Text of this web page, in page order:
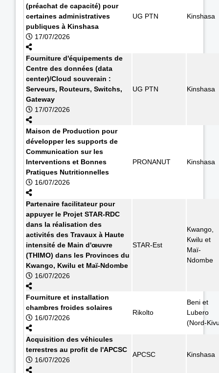
(préachat de capacité) pour
certaines administratives
publiques à Kinshasa
17/07/2026
UG PTN Kinshasa
Fourniture d'équipements de
Centre des données (data
center)/Cloud souverain :
Serveurs, Routeurs, Switchs,
Gateway
17/07/2026
UG PTN Kinshasa
Maison de Production pour
développer les supports de
Communication sur les
Interventions et Bonnes
Pratiques Nutritionnelles
16/07/2026
PRONANUT Kinshasa
Partenaire facilitateur pour
appuyer le Projet STAR-RDC
dans la réalisation des
activités des Travaux à Haute
intensité de Main d'œuvre
(THIMO) dans les Provinces du
Kwango, Kwilu et Maï-Ndombe
16/07/2026
STAR-Est
Kwango,
Kwilu et
Maï-
Ndombe
Fourniture et installation
chambres froides solaires
16/07/2026
Rikolto
Beni et
Lubero
(Nord-
Acquisition des véhicules
terrestres au profit de l'APCSC
16/07/2026
APCSC Kinshasa